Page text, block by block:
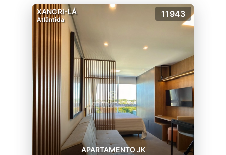
XANGRI-LÁ
Atlântida
11943
APARTAMENTO JK